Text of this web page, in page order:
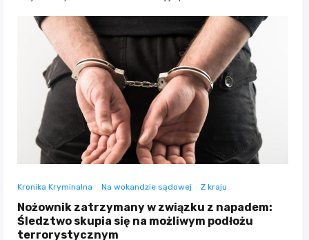
Kronika Kryminalna Na wokandzie sądowej Z kraju
Nożownik zatrzymany w związku z napadem:
Śledztwo skupia się na możliwym podłożu
terrorystycznym